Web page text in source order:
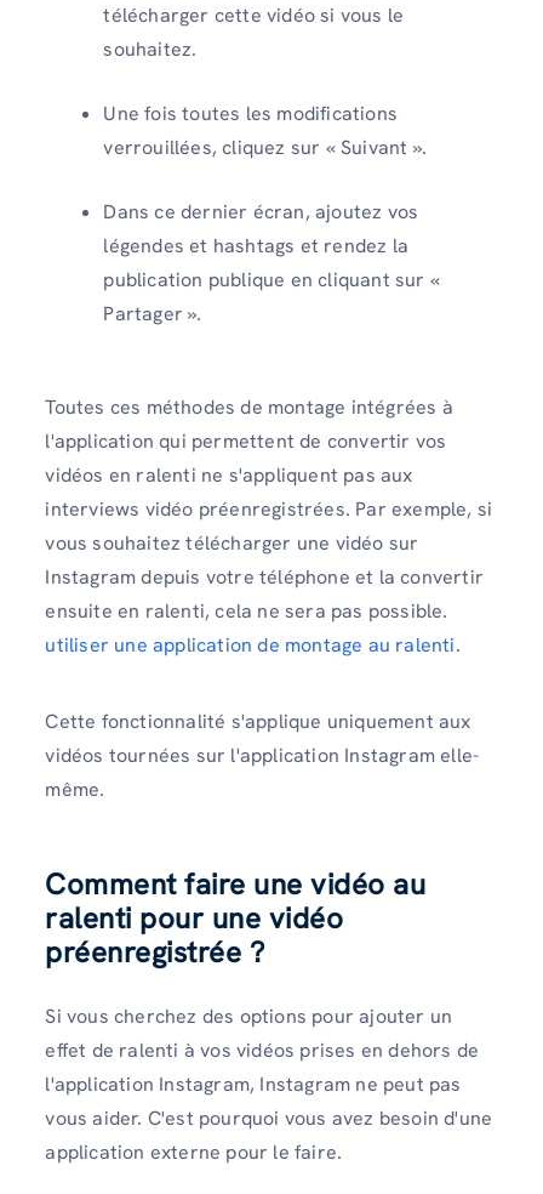
télécharger cette vidéo si vous le
souhaitez.
Une fois toutes les modifications
verrouillées, cliquez sur « Suivant ».
Dans ce dernier écran, ajoutez vos
légendes et hashtags et rendez la
publication publique en cliquant sur «
Partager ».
Toutes ces méthodes de montage intégrées à
l'application qui permettent de convertir vos
vidéos en ralenti ne s'appliquent pas aux
interviews vidéo préenregistrées. Par exemple, si
vous souhaitez télécharger une vidéo sur
Instagram depuis votre téléphone et la convertir
ensuite en ralenti, cela ne sera pas possible.
utiliser une application de montage au ralenti.
Cette fonctionnalité s'applique uniquement aux
vidéos tournées sur l'application Instagram elle-
même.
Comment faire une vidéo au
ralenti pour une vidéo
préenregistrée ?
Si vous cherchez des options pour ajouter un
effet de ralenti à vos vidéos prises en dehors de
l'application Instagram, Instagram ne peut pas
vous aider. C'est pourquoi vous avez besoin d'une
application externe pour le faire.